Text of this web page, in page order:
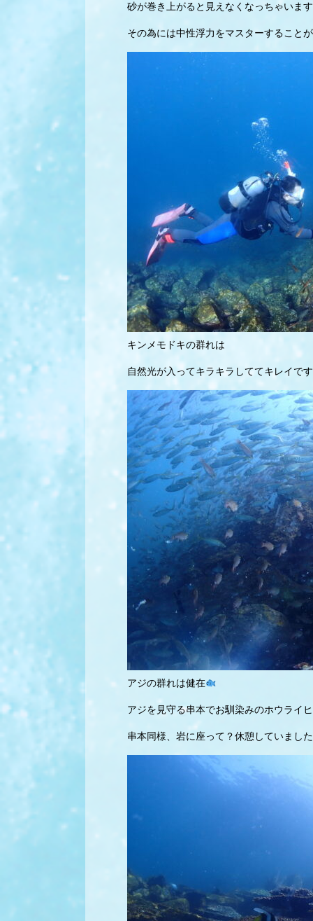
砂が巻き上がると見えなくなっちゃいます
その為には中性浮力をマスターすること
キンメモドキの群れは
自然光が入ってキラキラしててキレイです
アジの群れは健在
アジを見守る串本でお馴染みのホウライ
串本同様、岩に座って？休憩していました